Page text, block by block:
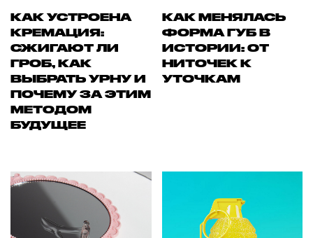
КАК УСТРОЕНА
КРЕМАЦИЯ:
СЖИГАЮТ ЛИ
ГРОБ, КАК
ВЫБРАТЬ УРНУ И
ПОЧЕМУ ЗА ЭТИМ
МЕТОДОМ
БУДУЩЕЕ
КАК МЕНЯЛАСЬ
ФОРМА ГУБ В
ИСТОРИИ: ОТ
НИТОЧЕК К
УТОЧКАМ